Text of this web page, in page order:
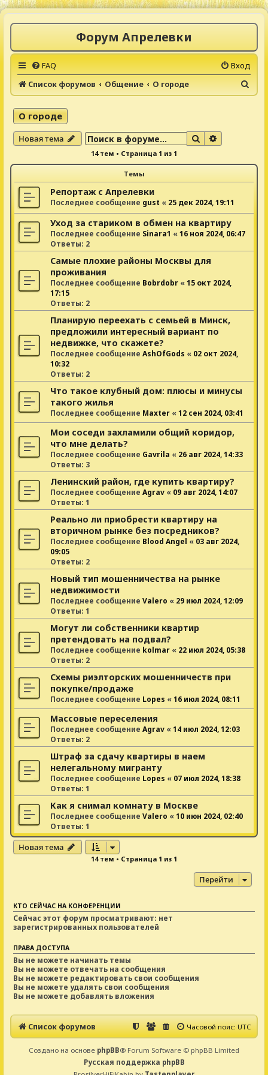
Форум Апрелевки
FAQ
Вход
Список форумов
Общение О городе
о
О городе
Новая тема Поиск
14 тем • Страница 1 из 1
Темы
Репортаж с Апрелевки
Последнее сообщение gust « 25 дек 2024, 19:11
Уход за стариком в обмен на квартиру
Последнее сообщение Sinara1 «16 ноя 2024, 06:47
Ответы: 2
Самые плохие районы Москвы для
проживания
Последнее сообщение Bobrdobr «15 окт 2024,
17:15
Ответы: 2
Планирую переехать с семьей в Минск,
предложили интересный вариант по
недвижке, что скажете?
Последнее сообщение AshOfGods « 02 окт 2024,
10:32
Ответы: 2
Что такое клубный дом: плюсы и минусы
такого жилья
Последнее сообщение Maxter «12 сен 2024, 03:41
Мои соседи захламили общий коридор,
что мне делать?
Последнее сообщение Gavrila « 26 авг 2024, 14:33
Ответы: 3
Ленинский район, где купить квартиру?
Последнее сообщение Agrav « 09 авг 2024, 14:07
Ответы: 1
Реально ли приобрести квартиру на
вторичном рынке без посредников?
Последнее сообщение Blood Angel « 03 авг 2024,
09:05
Ответы: 2
Новый тип мошенничества на рынке
недвижимости
Последнее сообщение Valero « 29 июл 2024, 12:09
Ответы: 1
Могут ли собственники квартир
претендовать на подвал?
Последнее сообщение kolmar « 22 июл 2024, 05:38
Ответы: 2
Схемы риэлторских мошенничеств при
покупке/продаже
Последнее сообщение Lopes «16 июл 2024, 08:11
Массовые переселения
Последнее сообщение Agrav «14 июл 2024, 12:03
Ответы: 2
Штраф за сдачу квартиры в наем
нелегальному мигранту
Последнее сообщение Lopes « 07 июл 2024, 18:38
Ответы: 1
Как я снимал комнату в Москве
Последнее сообщение Valero «10 июн 2024, 02:40
Ответы: 1
Новая тема
14 тем • Страница 1 из 1
Перейти
КТО СЕЙЧАС НА КОНФЕРЕНЦИИ
Сейчас этот форум просматривают: нет
зарегистрированных пользователей
ПРАВА ДОСТУПА
Вы не можете начинать темы
Вы не можете отвечать на сообщения
Вы не можете редактировать свои сообщения
Вы не можете удалять свои сообщения
Вы не можете добавлять вложения
Список форумов Часовой пояс:UTC
Создано на основе phpBB® Forum Software © phpBB Limited
Русская поддержка phpBB